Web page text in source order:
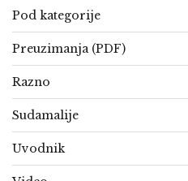
Pod kategorije
Preuzimanja (PDF)
Razno
Sudamalije
Uvodnik